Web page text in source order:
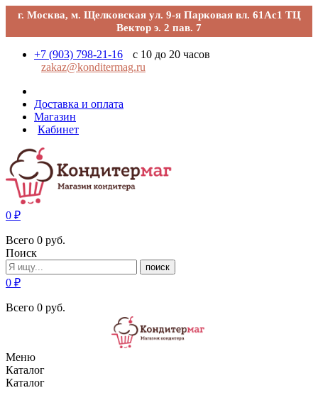
г. Москва, м. Щелковская ул. 9-я Парковая вл. 61Ас1 ТЦ
Вектор э. 2 пав. 7
+7 (903) 798-21-16
с 10 до 20 часов
zakaz@konditermag.ru
Доставка и оплата
Магазин
Кабинет
0 ₽
Всего 0 руб.
Поиск
поиск
0 ₽
Всего 0 руб.
Меню
Каталог
Каталог